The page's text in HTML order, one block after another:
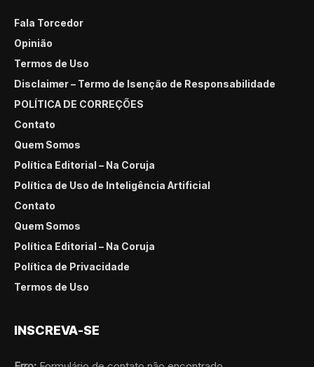
Fala Torcedor
Opinião
Termos de Uso
Disclaimer – Termo de Isenção de Responsabilidade
POLÍTICA DE CORREÇÕES
Contato
Quem Somos
Política Editorial – Na Coruja
Política de Uso de Inteligência Artificial
Contato
Quem Somos
Política Editorial – Na Coruja
Política de Privacidade
Termos de Uso
INSCREVA-SE